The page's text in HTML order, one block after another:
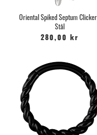
Oriental Spiked Septum
Stål
280,00 kr